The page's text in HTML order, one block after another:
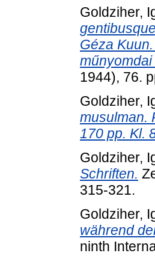
Goldziher,
Géza
1944), 76.
Goldziher,
musulman.
170 pp. Kl.
Goldziher,
Schriften.
315-321.
Goldziher,
während
ninth